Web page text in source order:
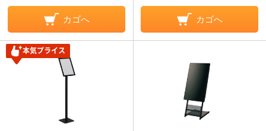
カゴへ カゴへ
本気プライス